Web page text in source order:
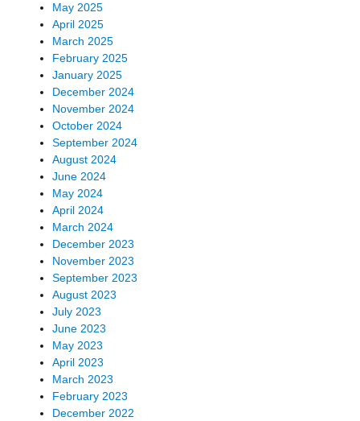
May 2025
April 2025
March 2025
February 2025
January 2025
December 2024
November 2024
October 2024
September 2024
August 2024
June 2024
May 2024
April 2024
March 2024
December 2023
November 2023
September 2023
August 2023
July 2023
June 2023
May 2023
April 2023
March 2023
February 2023
December 2022